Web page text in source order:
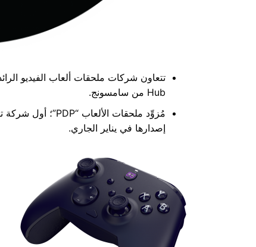
Hub من سامسونج.
إصدارها في يناير الجاري.